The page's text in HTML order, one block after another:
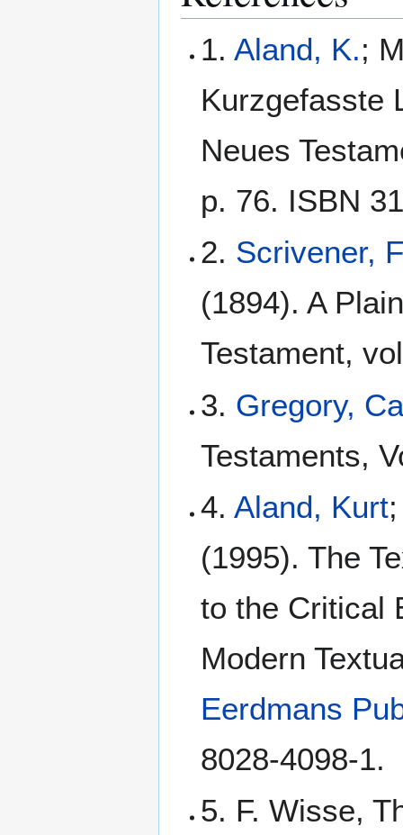
1. Aland, K.;
Kurzgefasste
Neues
p. 76. ISBN
2. Scrivener,
(1894). A
Testament,
3. Gregory,
Testaments,
4.Aland, Kurt
(1995). The
to the Critical
Modern
Eerdmans
8028-4098-1.
5. F. Wisse,